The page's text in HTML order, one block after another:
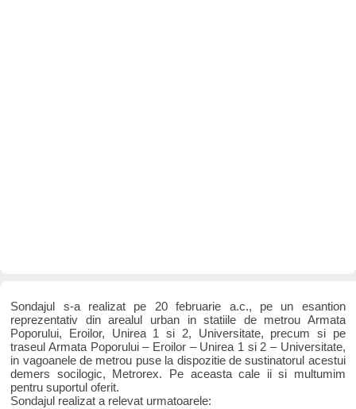
Sondajul s-a realizat pe 20 februarie a.c., pe un esantion
reprezentativ din arealul urban in statiile de metrou Armata
Poporului, Eroilor, Unirea 1 si 2, Universitate, precum si pe
traseul Armata Poporului – Eroilor – Unirea 1 si 2 – Universitate,
in vagoanele de metrou puse la dispozitie de sustinatorul acestui
demers socilogic, Metrorex. Pe aceasta cale ii si multumim
pentru suportul oferit.
Sondajul realizat a relevat urmatoarele: